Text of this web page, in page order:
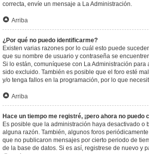
correcta, envíe un mensaje a La Administración.
Arriba
¿Por qué no puedo identificarme?
Existen varias razones por lo cuál esto puede
que su nombre de usuario y contraseña se
Si lo están, comuníquese con La Administración para
sido excluido. También es posible que el foro esté
y/o tenga fallos en la programación, por lo que
Arriba
Hace un tiempo me registré, ¡pero ahora no puedo
Es posible que la administración haya desactivado o
alguna razón. También, algunos foros
que no publicaron mensajes por cierto periodo de
de la base de datos. Si es así, registrese de nuevo y